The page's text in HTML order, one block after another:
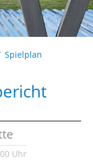
Spielplan
Uhr